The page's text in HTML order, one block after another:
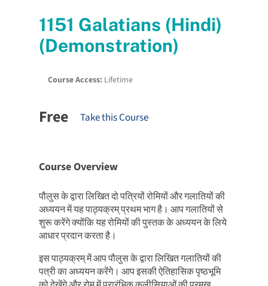
1151 Galatians (Hindi)
(Demonstration)
Course Access: Lifetime
Free Take this Course
Course Overview
पौलुस के द्वारा लिखित दो पत्रियों रोमियों और गलातियों की
अध्ययन में यह पाठ्यक्रम् प्रथम भाग है। आप गलातियों से
शुरू करेंगे क्योंकि यह रोमियों की पुस्तक के अध्ययन के लिये
आधार प्रदान करता है।
इस पाठ्यक्रम् में आप पौलुस के द्वारा लिखित गलातियों की
पत्री का अध्ययन करेंगे। आप इसकी ऐतिहासिक पृष्ठभूमि